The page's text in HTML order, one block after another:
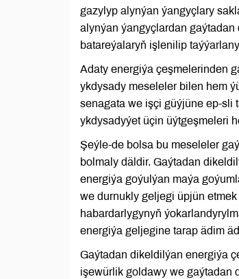
gazylyp alynýan ýangyçlary
alynýan ýangyçlardan
batareýalaryň işlenilip
Adaty energiýa çeşmelerinden
ykdysady meseleler bilen hem
senagata we işçi güýjüne ep-sli
ykdysadyýet üçin üýtgeşmeleri
Şeýle-de bolsa bu meseleler
bolmaly däldir. Gaýtadan
energiýa goýulýan maýa
we durnukly geljegi üpjün
habardarlygynyň
energiýa geljegine tarap ädim
Gaýtadan dikeldilýan energiýa
işewürlik goldawy we gaýtadan